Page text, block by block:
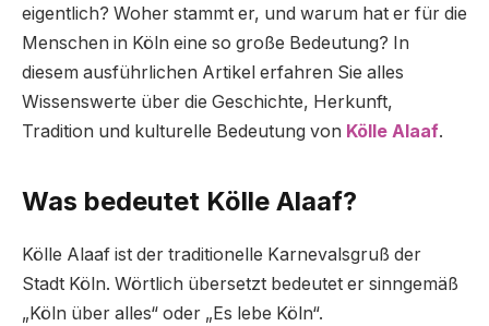
eigentlich? Woher stammt er, und warum hat er für die
Menschen in Köln eine so große Bedeutung? In
diesem ausführlichen Artikel erfahren Sie alles
Wissenswerte über die Geschichte, Herkunft,
Tradition und kulturelle Bedeutung von Kölle Alaaf.
Was bedeutet Kölle Alaaf?
Kölle Alaaf ist der traditionelle Karnevalsgruß der
Stadt Köln. Wörtlich übersetzt bedeutet er sinngemäß
„Köln über alles“ oder „Es lebe Köln“.